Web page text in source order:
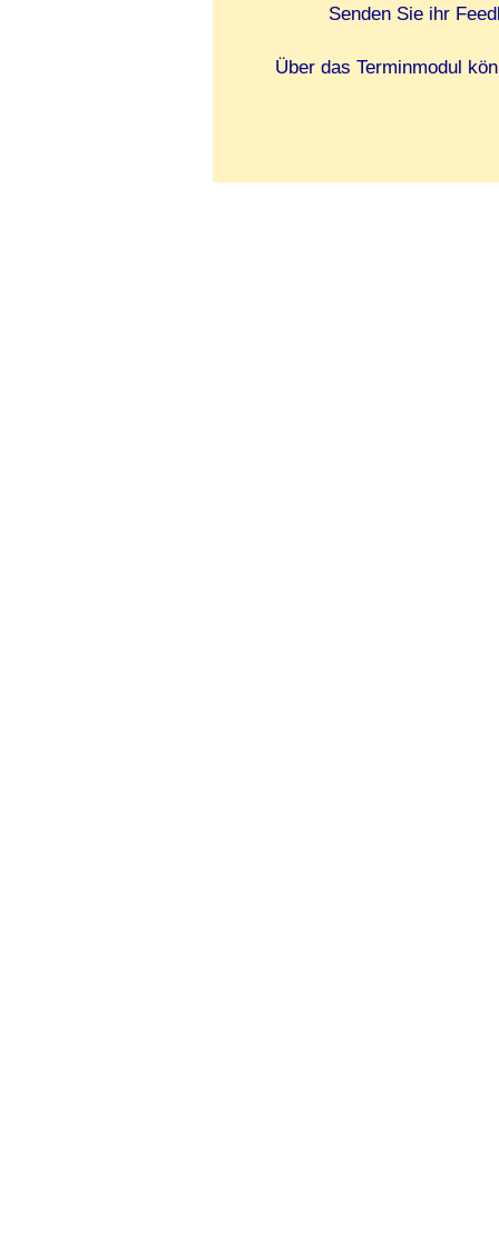
Senden Sie ihr
Über das Terminmodul